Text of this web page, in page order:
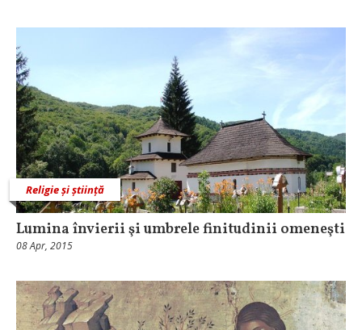
Religie și știință
Lumina învierii şi umbrele finitudinii omeneşti
08 Apr, 2015